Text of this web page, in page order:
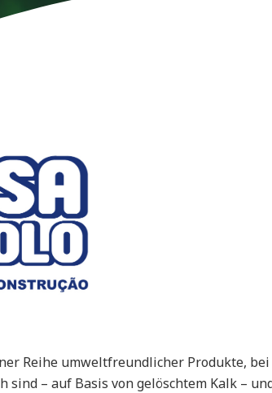
Reihe umweltfreundlicher Produkte,
sind – auf Basis von gelöschtem Kalk –